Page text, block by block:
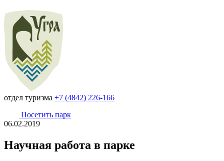
отдел туризма +7 (4842) 226-166
Посетить парк
06.02.2019
Научная работа в парке